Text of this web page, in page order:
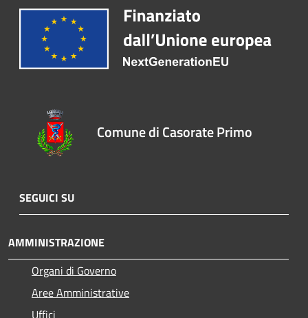
Comune di Casorate Primo
SEGUICI SU
AMMINISTRAZIONE
Organi di Governo
Aree Amministrative
Uffici